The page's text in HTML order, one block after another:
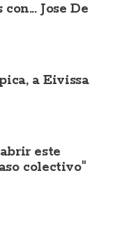
Jose De
a Eivissa
este
colectivo"